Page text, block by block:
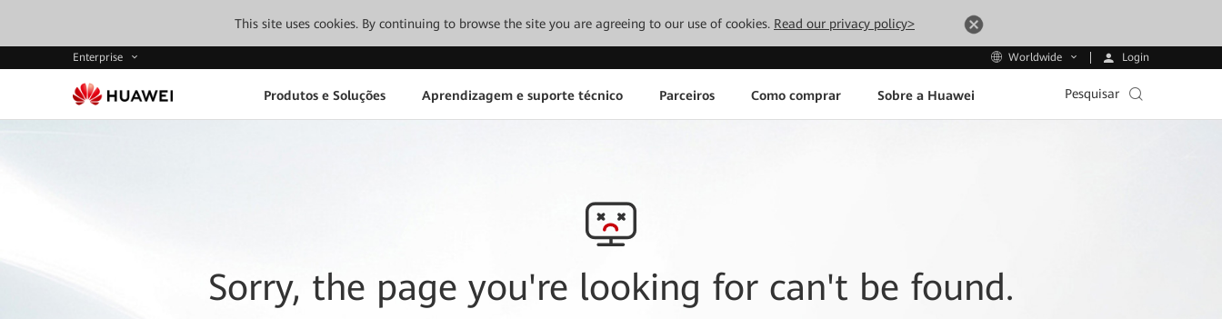
This site uses cookies. By continuing to browse the site you are agreeing to our use of cookies. Read our privacy policy>
Enterprise Worldwide Login
Produtos e Soluções Aprendizagem e suporte técnico Parceiros Como comprar Sobre a Huawei Pesquisar
Sorry, the page you're looking for can't be found.